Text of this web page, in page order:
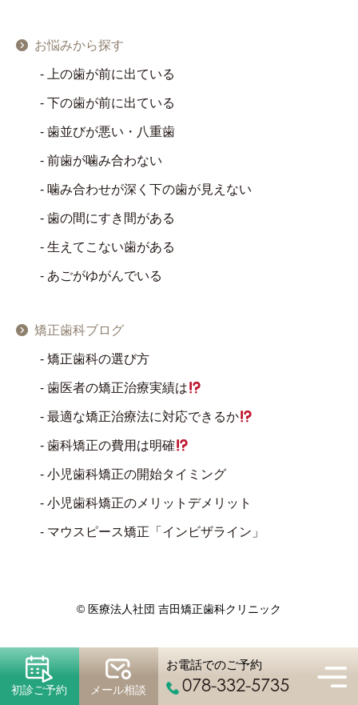
お悩みから探す
上の歯が前に出ている
下の歯が前に出ている
歯並びが悪い・八重歯
前歯が噛み合わない
噛み合わせが深く下の歯が見えない
歯の間にすき間がある
生えてこない歯がある
あごがゆがんでいる
矯正歯科ブログ
矯正歯科の選び方
歯医者の矯正治療実績は
最適な矯正治療法に対応できるか
歯科矯正の費用は明確
小児歯科矯正の開始タイミング
小児歯科矯正のメリットデメリット
マウスピース矯正「インビザライン」
初診ご予約 メール相談
お電話でのご予約
078-332-5735
© 医療法人社団 吉田矯正歯科クリニック